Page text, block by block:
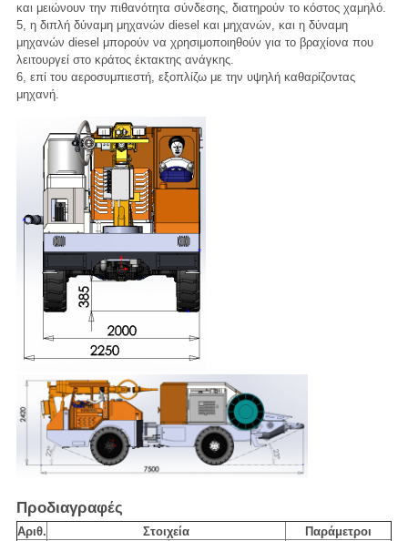
και μειώνουν την πιθανότητα σύνδεσης, διατηρούν το κόστος χαμηλό.
5, η διπλή δύναμη μηχανών diesel και μηχανών, και η δύναμη
μηχανών diesel μπορούν να χρησιμοποιηθούν για το βραχίονα που
λειτουργεί στο κράτος έκτακτης ανάγκης.
6, επί του αεροσυμπιεστή, εξοπλίζω με την υψηλή καθαρίζοντας
μηχανή.
Προδιαγραφές
Αριθ. Στοιχεία
Παράμετροι